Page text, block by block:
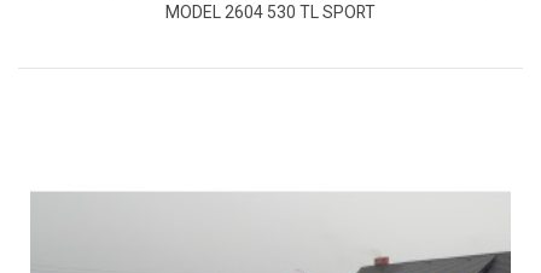
MODEL 2604 530 TL SPORT